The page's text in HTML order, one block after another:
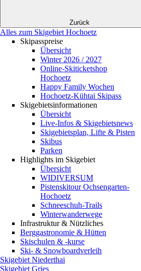
Zurück
Alles zum Skigebiet Hochoetz
Skipasspreise
Übersicht
Winter 2026 / 2027
Online-Skiticketshop
Hochoetz
Happy Family Wochen
Hochoetz-Kühtai Skipass
Skigebietsinformationen
Übersicht
Live-Infos & Skigebietsnews
Skigebietsplan, Lifte & Pisten
Skibus
Parken
Highlights im Skigebiet
Übersicht
WIDIVERSUM
Pistenskitour Ochsengarten-
Hochoetz
Schneeschuh-Trails
Winterwanderwege
Infrastruktur & Nützliches
Berggastronomie & Hütten
Skischulen & -kurse
Ski- & Snowboardverleih
Skigebiet Niederthai
Skigebiet Gries